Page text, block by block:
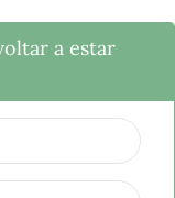
a estar